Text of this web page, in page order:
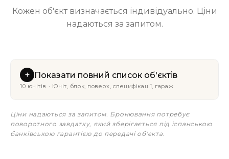
Кожен об'єкт визначається індивідуально. Ціни
надаються за запитом.
+ Показати повний список об'єктів
10 юнітів · Юніт, блок, поверх, специфікації, гараж
Ціни надаються за запитом. Бронювання потребує
поворотного завдатку, який зберігається під іспанською
банківською гарантією до передачі об'єкта.